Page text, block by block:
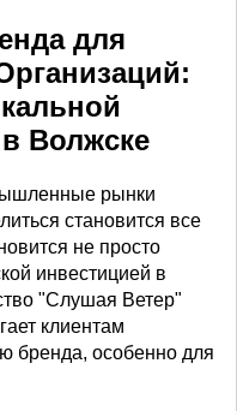
для
Волжске
рынки
становится все
не просто
инвестицией в
"Слушая Ветер"
клиентам
бренда, особенно для